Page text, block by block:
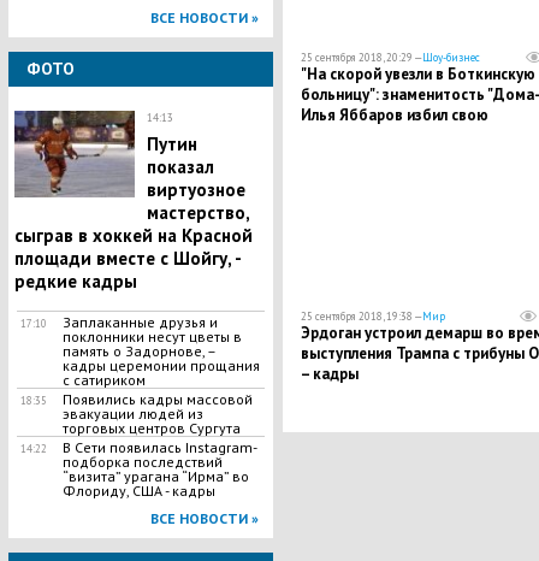
ВСЕ НОВОСТИ »
ФОТО
14:13
Путин
показал
виртуозное
мастерство,
сыграв в хоккей на Красной
площади вместе с Шойгу, -
редкие кадры
17:10
Заплаканные друзья и
поклонники несут цветы в
память о Задорнове, –
кадры церемонии прощания
с сатириком
18:35
Появились кадры массовой
эвакуации людей из
торговых центров Сургута
14:22
В Сети появилась Іnstagram-
подборка последствий
“визита” урагана “Ирма” во
Флориду, США - кадры
ВСЕ НОВОСТИ »
25 сентября 2018, 20:29 —Шоу-бизнес
"На скорой увезли в Боткинскую
больницу": знаменитость
Илья Яббаров избил свою
25 сентября 2018, 19:38 —Мир
Эрдоган устроил демарш во
выступления Трампа с трибуны
– кадры